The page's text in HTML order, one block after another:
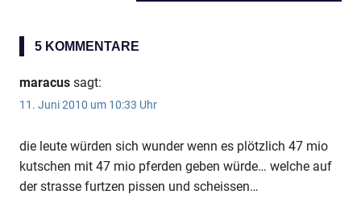
5 KOMMENTARE
maracus sagt:
11. Juni 2010 um 10:33 Uhr
die leute würden sich wunder wenn es plötzlich 47 mio
kutschen mit 47 mio pferden geben würde… welche auf
der strasse furtzen pissen und scheissen…